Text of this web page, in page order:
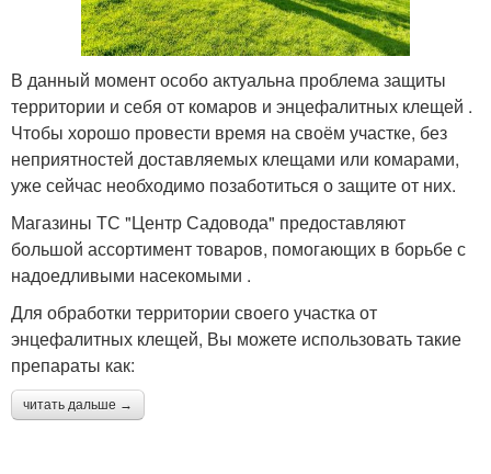
В данный момент особо актуальна проблема защиты
территории и себя от комаров и энцефалитных клещей .
Чтобы хорошо провести время на своём участке, без
неприятностей доставляемых клещами или комарами,
уже сейчас необходимо позаботиться о защите от них.
Магазины ТС "Центр Садовода" предоставляют
большой ассортимент товаров, помогающих в борьбе с
надоедливыми насекомыми .
Для обработки территории своего участка от
энцефалитных клещей, Вы можете использовать такие
препараты как:
читать дальше →